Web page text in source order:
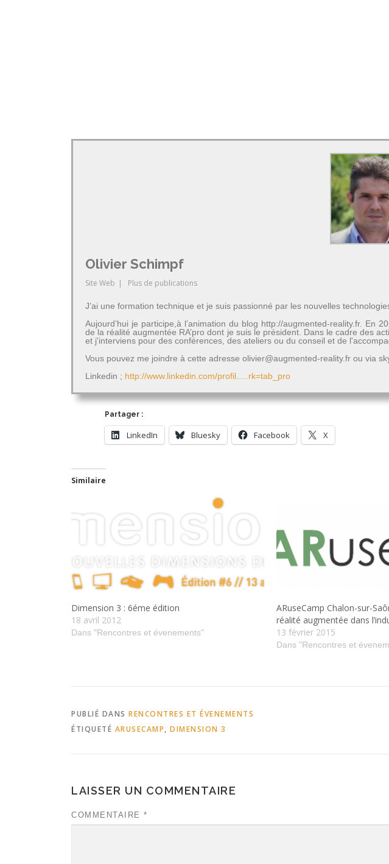
Olivier Schimpf
Site Web | Plus de publications
J’ai une formation technique et je suis passionné par les nouvelles
Aujourd’hui je participe,à l’animation du blog http://augmented-reality.fr. En
de la réalité augmentée RA’pro dont je suis le président. Dans le cadre des
et j'interviens pour des conférences, des ateliers ou du conseil et de
Vous pouvez me joindre à cette adresse olivier@augmented-reality.fr ou via
Linkedin ; http://www.linkedin.com/profil.....rk=tab_pro
Partager :
LinkedIn Bluesky Facebook X
Similaire
Dimension 3 : 6éme édition
18 avril 2012
Dans "Rencontres et évenements"
ARuseCamp Chalon-sur-
réalité augmentée dans
13 février 2015
Dans "Rencontres et
PUBLIÉ DANS RENCONTRES ET ÉVENEMENTS
ÉTIQUETÉ ARUSECAMP, DIMENSION 3
LAISSER UN COMMENTAIRE
COMMENTAIRE *